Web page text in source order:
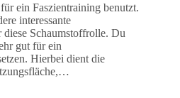
ein Faszientraining benutzt.
interessante
Schaumstoffrolle. Du
gut für ein
Hierbei dient die